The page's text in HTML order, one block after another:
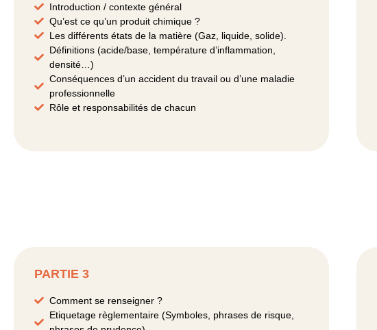
Introduction / contexte général
Qu’est ce qu’un produit chimique ?
Les différents états de la matière (Gaz, liquide, solide).
Définitions (acide/base, température d’inflammation,
densité…)
Conséquences d’un accident du travail ou d’une maladie
professionnelle
Rôle et responsabilités de chacun
PARTIE 3
Comment se renseigner ?
Etiquetage règlementaire (Symboles, phrases de risque,